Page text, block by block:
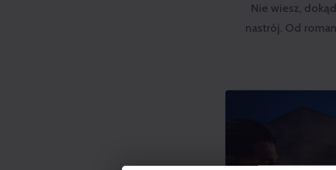
Nie wiesz,
nastrój. Od